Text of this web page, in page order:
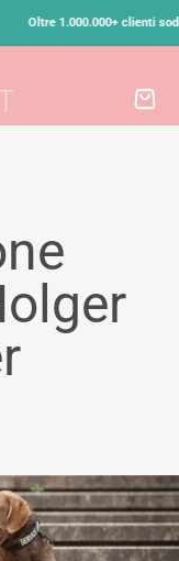
Oltre 1.000.000+ clienti